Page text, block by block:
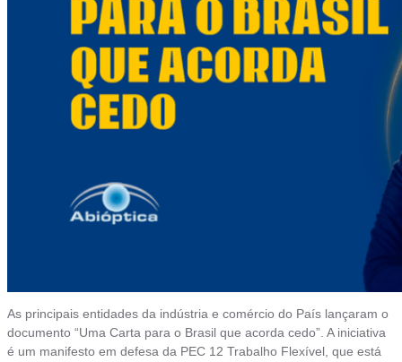
As principais entidades da indústria e comércio do País lançaram o
documento “Uma Carta para o Brasil que acorda cedo”. A iniciativa
é um manifesto em defesa da PEC 12 Trabalho Flexível, que está